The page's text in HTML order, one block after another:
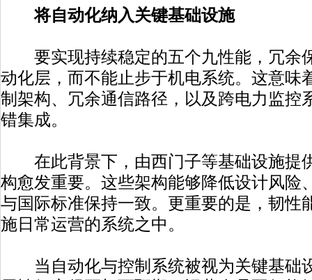
将自动化纳入关键基础设施
要实现持续稳定的五个九性能，冗余
动化层，而不能止步于机电系统。这意味
制架构、冗余通信路径，以及跨电力监控
错集成。
在此背景下，由西门子等基础设施提
构愈发重要。这些架构能够降低设计风险
与国际标准保持一致。更重要的是，韧性
施日常运营的系统之中。
当自动化与控制系统被视为关键基础